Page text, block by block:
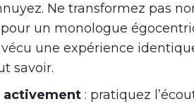
Ne transformez pas
un monologue
une expérience
savoir.
activement : pratiquez